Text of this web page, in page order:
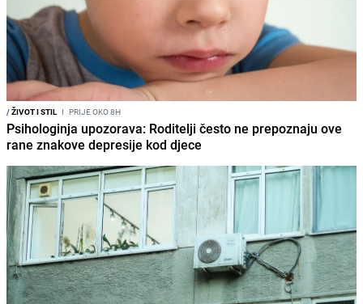
/ŽIVOT I STIL I PRIJE OKO 8H
Psihologinja upozorava: Roditelji često ne prepoznaju ove
rane znakove depresije kod djece